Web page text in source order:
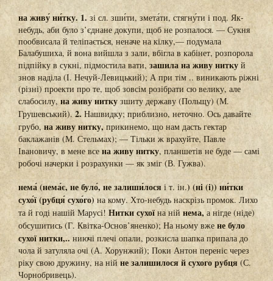
на живу́ ни́тку. 1. зі сл. зши́ти, змета́ти, стягну́ти і под. Як-
небудь, аби було з’єднане докупи, щоб не розпалося. — Сукня
пообвисала й теліпається, неначе на кілку,— подумала
Балабушиха, й вона вийшла з зали, вбігла в кабінет, розпорола
підпійку в сукні, підмостила вати, зашила на живу нитку й
знов наділа (І. Нечуй-Левицький); А при тім .. виникають ріжні
(різні) проекти про те, щоб зовсім розібрати сю велику, але
слабосилу, на живу нитку зшиту державу (Польщу) (М.
Грушевський).2.Нашвидку; приблизно, неточно. Ось давайте
грубо, на живу нитку,прикинемо, що нам дасть гектар
баклажанів (М. Стельмах); — Тільки ж врахуйте, Павле
Івановичу, в мене все на живу нитку, планшетів не буде — самі
робочі начерки і розрахунки — як зміг (В. Гужва).
нема́ (нема́є, не було́, не залиши́лося і т. ін.) (ні (і)) ни́тки
сухо́ї (рубця́ сухо́го)на кому. Хто-небудь наскрізь промок. Лихо
та й годі нашій Марусі! Нитки сухої на ній нема,а нігде (ніде)
обсушитись (Г. Квітка-Основ’яненко); На ньому вже не було
сухої нитки,.. ниючі плечі опали, розкисла шапка припала до
чола й затуляла очі (А. Хорунжий); Поки Антон переніс через
ріку свою дружину, на нійне залишилося й сухого рубця (С.
Чорнобривець).